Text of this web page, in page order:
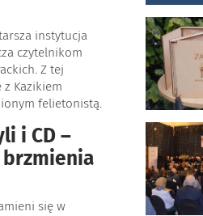
instytucja
czytelnikom
Z tej
Kazikiem
felietonistą.
i CD –
się w